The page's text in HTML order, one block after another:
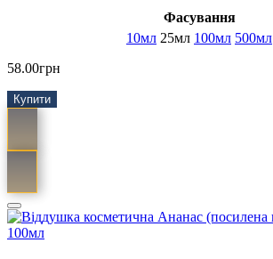
Фасування
10мл 25мл 100мл 500мл
58.00грн
Купити